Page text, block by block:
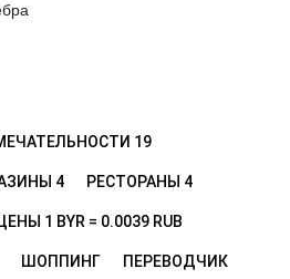
19
4 РЕСТОРАНЫ 4
1 BYR = 0.0039 RUB
ШОППИНГ ПЕРЕВОДЧИК